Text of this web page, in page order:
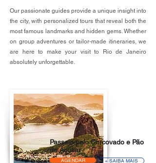
Our passionate guides provide a unique insight into
the city, with personalized tours that reveal both the
most famous landmarks and hidden gems. Whether
on group adventures or tailor-made itineraries, we
are here to make your visit to Rio de Janeiro
absolutely unforgettable.
Passeio pelo Corcovado e Pão
de Açúcar
AGENDAR + SAIBA MAIS